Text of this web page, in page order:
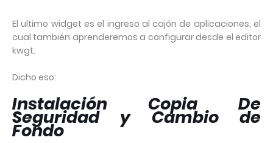
El ultimo widget es el ingreso al cajón de aplicaciones, el
cual también aprenderemos a configurar desde el editor
kwgt.
Dicho eso:
Instalación Copia De
Seguridad y Cambio de
Fondo